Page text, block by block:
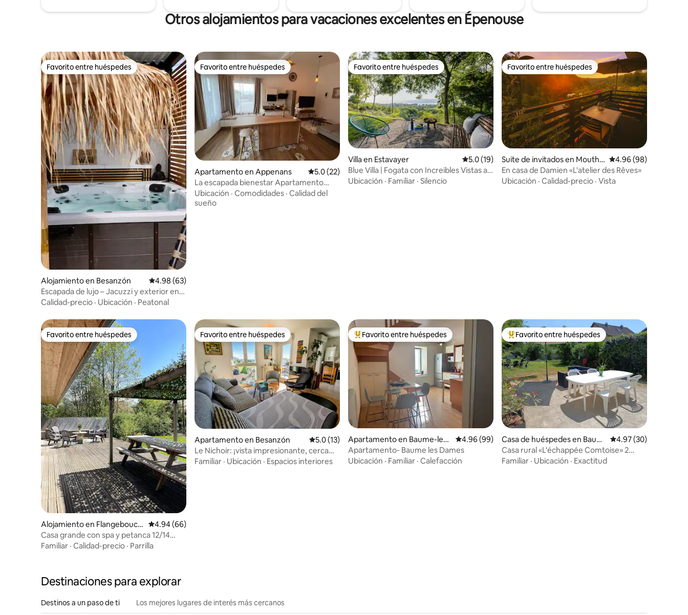
Otros alojamientos para vacaciones excelentes en Épenouse
Favorito entre huéspedes
Favorito entre huéspedes
Alojamiento en Besanzón Calificación promedio: 4.98 de 5, 63 reseñas
4.98 (63)
Escapada de lujo – Jacuzzi y exterior en
Besançon-Cras
Calidad-precio · Ubicación · Peatonal
Favorito entre huéspedes
Favorito entre huéspedes
Apartamento en Appenans Calificación promedio: 5.0 de 5, 22 reseñas
5.0 (22)
La escapada bienestar Apartamento
relajación jacuzzi sauna
Ubicación · Comodidades · Calidad del
sueño
Favorito entre huéspedes
Favorito entre huéspedes
Villa en Estavayer Calificación promedio: 5.0 de 5, 19 reseñas
5.0 (19)
Blue Villa | Fogata con Increibles Vistas al
Lago
Ubicación · Familiar · Silencio
Favorito entre huéspedes
Favorito entre huéspedes
Suite de invitados en Mouthi
er-Haute-Pierre
Calificación
4.96 (98)
En casa de Damien «L'atelier des Rêves»
Ubicación · Calidad-precio · Vista
Favorito entre huéspedes
Favorito entre huéspedes
Alojamiento en Flangebouch
e
Calificación promedio: 4.94 de 5, 66 reseñas
4.94 (66)
Casa grande con spa y petanca 12/14
personas
Familiar · Calidad-precio · Parrilla
Favorito entre huéspedes
Favorito entre huéspedes
Apartamento en Besanzón Calificación promedio: 5.0 de 5, 13 reseñas
5.0 (13)
Le Nichoir: ¡vista impresionante, cerca
del centro de la ciudad!
Familiar · Ubicación · Espacios interiores
Favorito entre huéspedes preferido
Favorito entre huéspedes
Apartamento en Baume-les-
Dames
Calificación promedio: 4.96 de 5, 99 reseñas
4.96 (99)
Apartamento- Baume les Dames
Ubicación · Familiar · Calefacción
Favorito entre huéspedes preferido
Favorito entre huéspedes
Casa de huéspedes en Baum
e-les-Dames
Calificación
4.97 (30)
Casa rural «L'échappée Comtoise» 2
estrellas
Familiar · Ubicación · Exactitud
Destinaciones para explorar
Destinos a un paso de ti Los mejores lugares de interés más cercanos